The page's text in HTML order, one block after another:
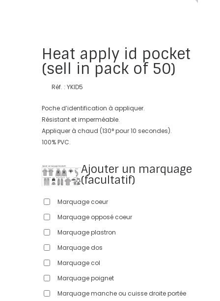
Heat apply id pocket
(sell in pack of 50)
Réf. : YKID5
Poche d’identification à appliquer.
Résistant et imperméable.
Appliquer à chaud (130° pour 10 secondes).
100% PVC.
Ajouter un marquage
(facultatif)
Marquage coeur
Marquage opposé coeur
Marquage plastron
Marquage dos
Marquage col
Marquage poignet
Marquage manche ou cuisse droite portée